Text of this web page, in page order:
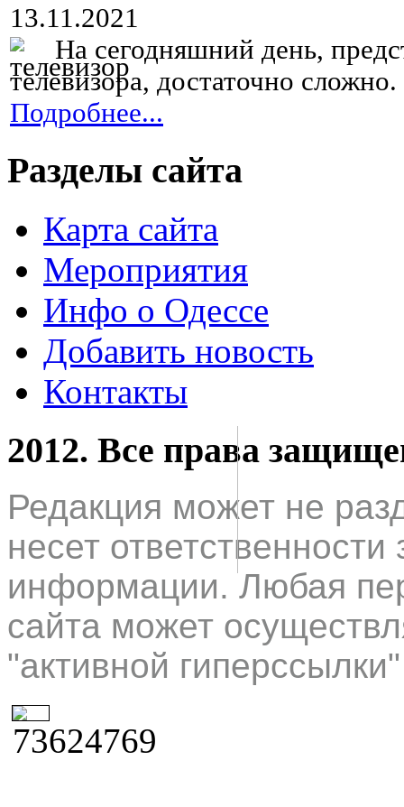
13.11.2021
На сегодняшний день,
телевизора, достаточно
Подробнее...
Разделы сайта
Карта сайта
Мероприятия
Инфо о Одессе
Добавить новость
Контакты
2012. Все права
Редакция может не
несет
информации. Любая
сайта может
"активной